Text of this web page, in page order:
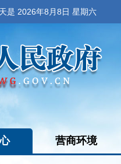
是 2026年8月8日 星期六
营商环境